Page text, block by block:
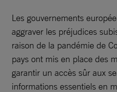
Les gouvernements
aggraver les préjudices
raison de la pandémie de
pays ont mis en place des
garantir un accès sûr aux
informations essentiels en